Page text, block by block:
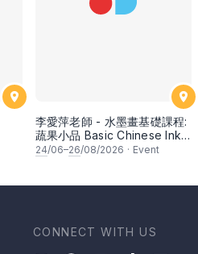
李愛萍老師 - 水墨畫基礎課程:
蔬果小品 Basic Chinese Ink
Painting: Vegetable and
24/06–26/08/2026 · Event
CONNECT WITH US